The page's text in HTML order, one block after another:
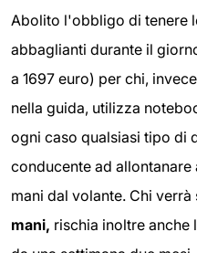
Abolito l'obbligo di tenere
abbaglianti durante il
a 1697 euro) per chi,
nella guida, utilizza
ogni caso qualsiasi tipo di
conducente ad
mani dal volante. Chi verrà
mani, rischia inoltre anche